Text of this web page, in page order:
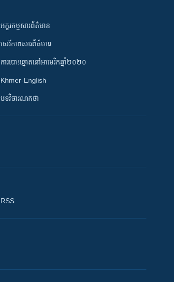
អក្ខរកម្មសារព័ត៌មាន
សេរីភាពសារព័ត៌មាន
ការបោះឆ្នោតនៅអាមេរិកឆ្នាំ២០២០
Khmer-English
បទវិចារណកថា
RSS